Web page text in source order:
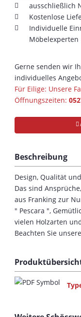
ausschließlich
Kostenlose
Individuelle
Möbelexperten
Gerne senden wir
individuelles
Für Eilige: Unsere
Öffnungszeiten:
Beschreibung
Design, Qualität
Das sind
aus Franking zur
" Pescara ",
vielen Holzarten
Beachten Sie